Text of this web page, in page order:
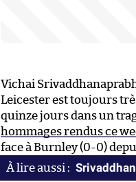
Vichai
Leicester est toujours
quinze jours dans un
hommages rendus ce
face à Burnley (0-0)